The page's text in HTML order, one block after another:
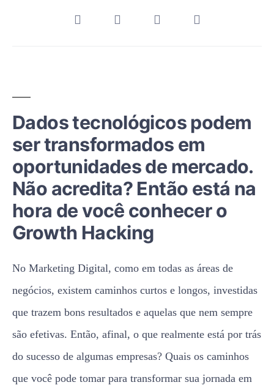
Dados tecnológicos podem
ser transformados em
oportunidades de mercado.
Não acredita? Então está na
hora de você conhecer o
Growth Hacking
No Marketing Digital, como em todas as áreas de
negócios, existem caminhos curtos e longos, investidas
que trazem bons resultados e aquelas que nem sempre
são efetivas. Então, afinal, o que realmente está por trás
do sucesso de algumas empresas? Quais os caminhos
que você pode tomar para transformar sua jornada em